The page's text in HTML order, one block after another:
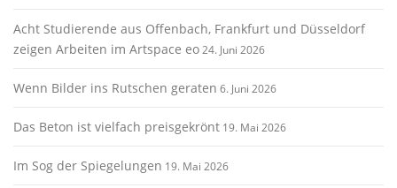
Acht Studierende aus Offenbach, Frankfurt und Düsseldorf
zeigen Arbeiten im Artspace eo24. Juni 2026
Wenn Bilder ins Rutschen geraten 6. Juni 2026
Das Beton ist vielfach preisgekrönt 19. Mai 2026
Im Sog der Spiegelungen 19. Mai 2026